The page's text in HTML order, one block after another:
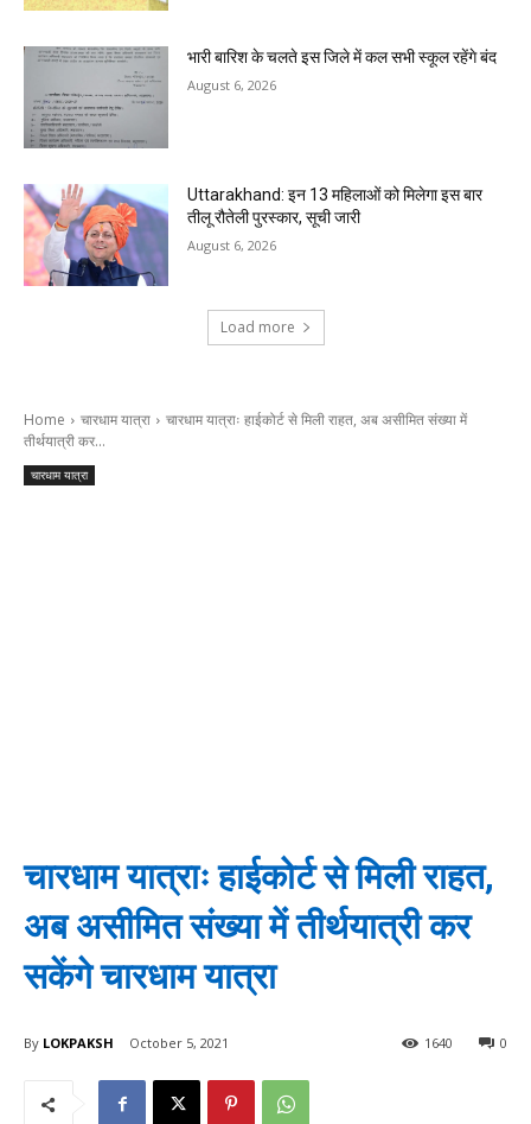
भारी बारिश के चलते इस जिले में कल सभी स्कूल रहेंगे बंद
August 6, 2026
Uttarakhand: इन 13 महिलाओं को मिलेगा इस बार
तीलू रौतेली पुरस्कार, सूची जारी
August 6, 2026
Load more